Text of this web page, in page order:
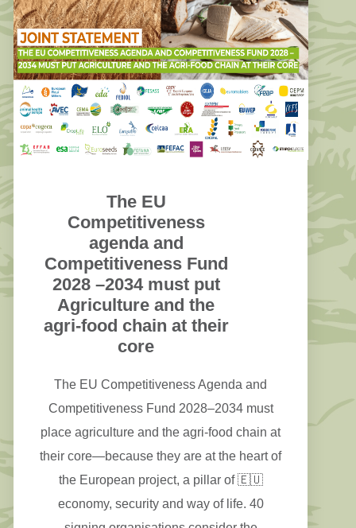
The EU
Competitiveness
agenda and
Competitiveness Fund
2028 –2034 must put
Agriculture and the
agri-food chain at their
core
The EU Competitiveness Agenda and
Competitiveness Fund 2028–2034 must
place agriculture and the agri-food chain at
their core—because they are at the heart of
the European project, a pillar of 🇪🇺
economy, security and way of life. 40